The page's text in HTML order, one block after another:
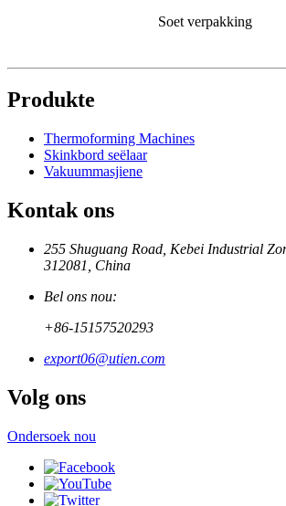
Soet verpakking
Produkte
Thermoforming Machines
Skinkbord seëlaar
Vakuummasjiene
Kontak ons
255 Shuguang Road, Kebei Industrial
312081, China
Bel ons nou:
+86-15157520293
export06@utien.com
Volg ons
Ondersoek nou